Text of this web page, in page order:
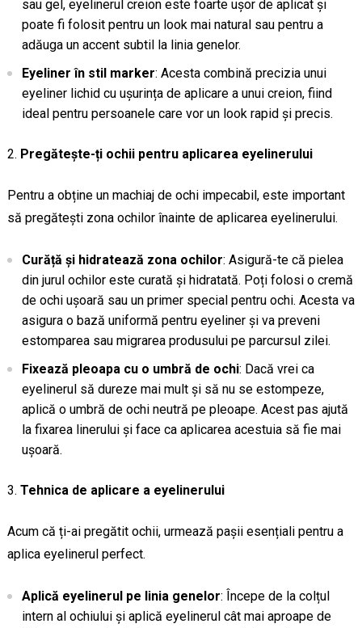
sau gel, eyelinerul creion este foarte ușor de aplicat și
poate fi folosit pentru un look mai natural sau pentru a
adăuga un accent subtil la linia genelor.
Eyeliner în stil marker: Acesta combină precizia unui
eyeliner lichid cu ușurința de aplicare a unui creion, fiind
ideal pentru persoanele care vor un look rapid și precis.
Pregătește-ți ochii pentru aplicarea eyelinerului
Pentru a obține un machiaj de ochi impecabil, este important
să pregătești zona ochilor înainte de aplicarea eyelinerului.
Curăță și hidratează zona ochilor: Asigură-te că pielea
din jurul ochilor este curată și hidratată. Poți folosi o cremă
de ochi ușoară sau un primer special pentru ochi. Acesta va
asigura o bază uniformă pentru eyeliner și va preveni
estomparea sau migrarea produsului pe parcursul zilei.
Fixează pleoapa cu o umbră de ochi: Dacă vrei ca
eyelinerul să dureze mai mult și să nu se estompeze,
aplică o umbră de ochi neutră pe pleoape. Acest pas ajută
la fixarea linerului și face ca aplicarea acestuia să fie mai
ușoară.
Tehnica de aplicare a eyelinerului
Acum că ți-ai pregătit ochii, urmează pașii esențiali pentru a
aplica eyelinerul perfect.
Aplică eyelinerul pe linia genelor: Începe de la colțul
intern al ochiului și aplică eyelinerul cât mai aproape de